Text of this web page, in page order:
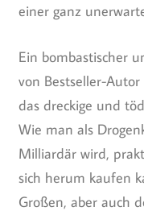
einer ganz
Ein bombastischer
von Bestseller-Autor
das dreckige und
Wie man als
Milliardär wird,
sich herum kaufen
Großen, aber auch